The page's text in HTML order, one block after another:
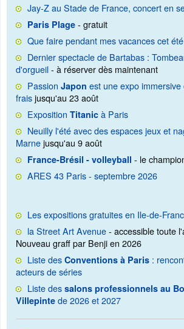
Jay-Z au Stade de France, concert en
Paris Plage - gratuit
Que faire pendant mes vacances cet
Dernier spectacle de Bartabas :
d'orgueil- à réserver dès maintenant
Passion Japon est une expo immersive
fraisjusqu'au 23 août
Exposition Titanic à Paris
Neuilly l'été avec des espaces jeux et
Marnejusqu'au 9 août
France-Brésil - volleyball - le
ARES 43 Paris - septembre 2026
Les expositions gratuites en Ile-de-
la Street Art Avenue- accessible toute
Nouveau graff par Benji en 2026
Liste des Conventions à Paris :
acteurs de séries
Liste des salons professionnels au
Villepinte de 2026 et 2027